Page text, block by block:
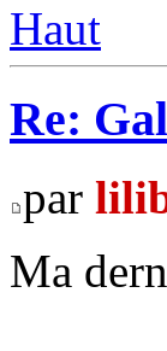
Haut
Re:
par
Ma